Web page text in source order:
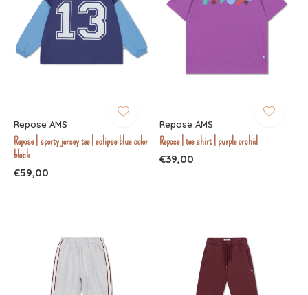
Repose AMS
Repose | sporty jersey tee | eclipse blue color
block
€59,00
Repose AMS
Repose | tee shirt | purple orchid
€39,00